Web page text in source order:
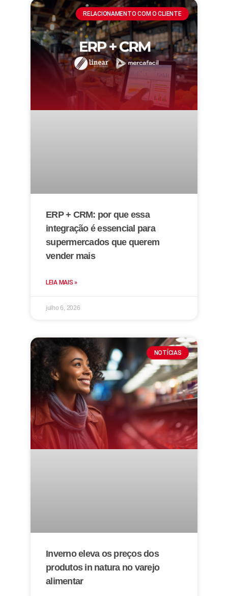
RELACIONAMENTO COM O CLIENTE
ERP + CRM: por que essa
integração é essencial para
supermercados que querem
vender mais
LEIA MAIS »
julho 6, 2026
NOTÍCIAS
Inverno eleva os preços dos
produtos in natura no varejo
alimentar